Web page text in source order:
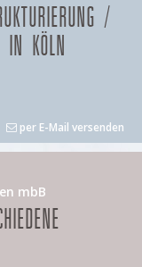
/
KÖLN
per E-Mail versenden
mbB